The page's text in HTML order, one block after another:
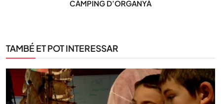
CÀMPING D’ORGANYÀ
TAMBÉ ET POT INTERESSAR